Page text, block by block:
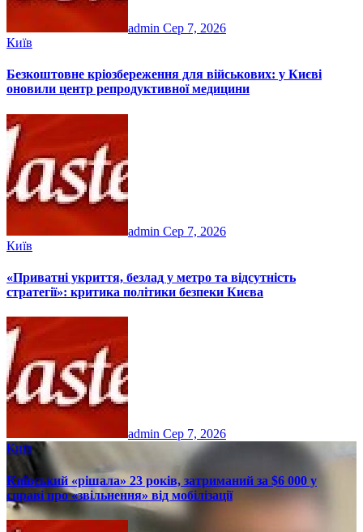
admin Сер 7, 2026
Київ
Безкоштовне кріозбереження для військових: у Києві
оновили центр репродуктивної медицини
admin Сер 7, 2026
Київ
«Приватні укриття, безлад у метро та відсутність
стратегії»: критика політики безпеки Києва
admin Сер 7, 2026
Київ
Київський «рішала» 23 років, затриманий за $6 000 у
справі про «звільнення» від мобілізації